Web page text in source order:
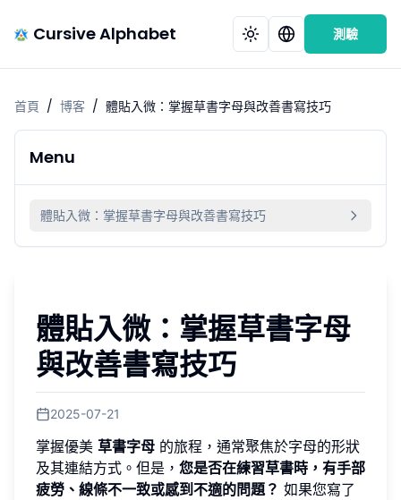
Cursive Alphabet 測驗
首頁 / 博客 / 體貼入微：掌握草書字母與改善書寫技巧
Menu
體貼入微：掌握草書字母與改善書寫技巧
體貼入微：掌握草書字母
與改善書寫技巧
2025-07-21
掌握優美 草書字母 的旅程，通常聚焦於字母的形狀
及其連結方式。但是， 您是否在練習草書時，有手部
疲勞、線條不一致或感到不適的問題？ 如果您寫了